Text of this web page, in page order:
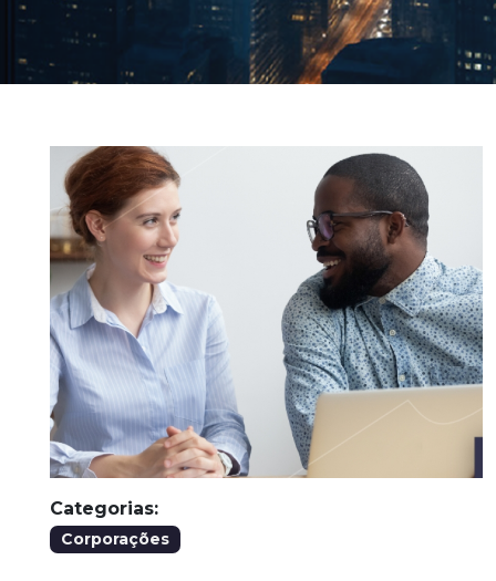
Categorias:
Corporações